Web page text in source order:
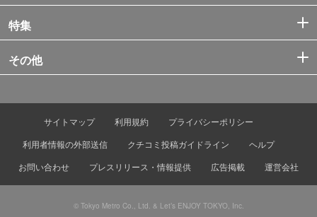
特集
その他
サイトマップ 利用規約
プライバシーポリシー
利用者情報の外部送信
クチコミ投稿ガイドライン
ヘルプ
お問い合わせ
プレスリリース・情報提供 広告掲載 運営会社
© Tokyo Metro Co., Ltd. & Let’s ENJOY TOKYO, Inc.